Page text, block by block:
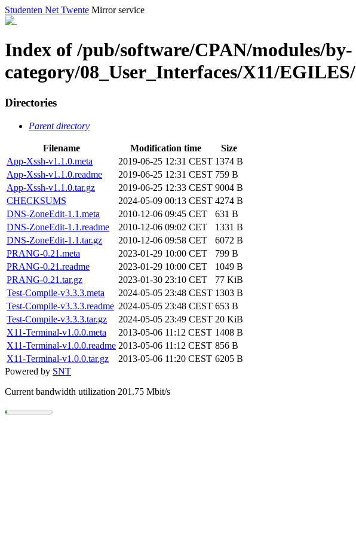
Studenten Net Twente Mirror service
Index of /pub/software/CPAN/modules/by-
category/08_User_Interfaces/X11/EGILES/
Directories
Parent directory
Filename Modification time
Size
App-Xssh-v1.1.0.meta
2019-06-25 12:31 CEST 1374 B
App-Xssh-v1.1.0.readme
2019-06-25 12:31 CEST 759 B
App-Xssh-v1.1.0.tar.gz
2019-06-25 12:33 CEST 9004 B
CHECKSUMS
2024-05-09 00:13 CEST 4274 B
DNS-ZoneEdit-1.1.meta
2010-12-06 09:45 CET
631 B
DNS-ZoneEdit-1.1.readme
2010-12-06 09:02 CET
1331 B
DNS-ZoneEdit-1.1.tar.gz
2010-12-06 09:58 CET
6072 B
PRANG-0.21.meta
2023-01-29 10:00 CET
799 B
PRANG-0.21.readme
2023-01-29 10:00 CET
1049 B
PRANG-0.21.tar.gz
2023-01-30 23:10 CET
77 KiB
Test-Compile-v3.3.3.meta
2024-05-05 23:48 CEST 1303 B
Test-Compile-v3.3.3.readme 2024-05-05 23:48 CEST 653 B
Test-Compile-v3.3.3.tar.gz
2024-05-05 23:49 CEST 20 KiB
X11-Terminal-v1.0.0.meta
2013-05-06 11:12 CEST 1408 B
X11-Terminal-v1.0.0.readme 2013-05-06 11:12 CEST 856 B
X11-Terminal-v1.0.0.tar.gz
2013-05-06 11:20 CEST 6205 B
Powered by SNT
Current bandwidth utilization 201.75 Mbit/s